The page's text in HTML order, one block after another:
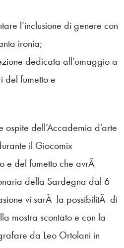
l’inclusione di genere con
ironia;
dedicata all’omaggio a
del fumetto e
dell’Accademia d’arte
il Giocomix
e del fumetto che avrÃ
della Sardegna dal 6
vi sarÃ la possibilitÃ di
mostra scontato e con la
da Leo Ortolani in